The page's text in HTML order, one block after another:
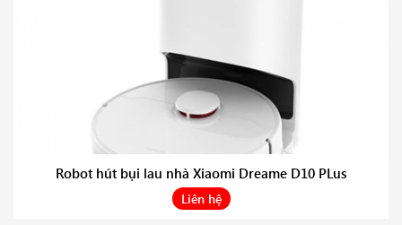
Robot hút bụi lau nhà Xiaomi Dreame D10 PLus
Liên hệ